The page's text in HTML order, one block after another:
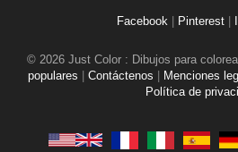
Facebook Pinterest
© 2026 Just Color : Dibujos para
populares
Contáctenos Menciones
Política de